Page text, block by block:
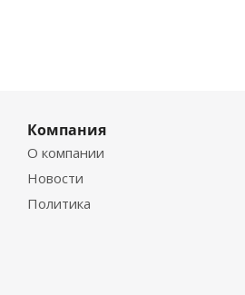
Компания
О компании
Новости
Политика